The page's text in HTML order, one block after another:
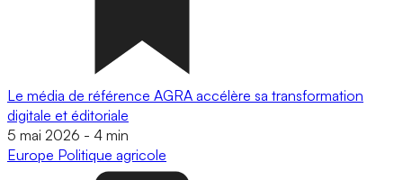
Le média de référence AGRA accélère sa transformation
digitale et éditoriale
5 mai 2026 - 4 min
Europe Politique agricole